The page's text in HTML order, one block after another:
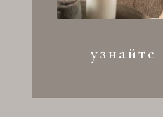
узнайте